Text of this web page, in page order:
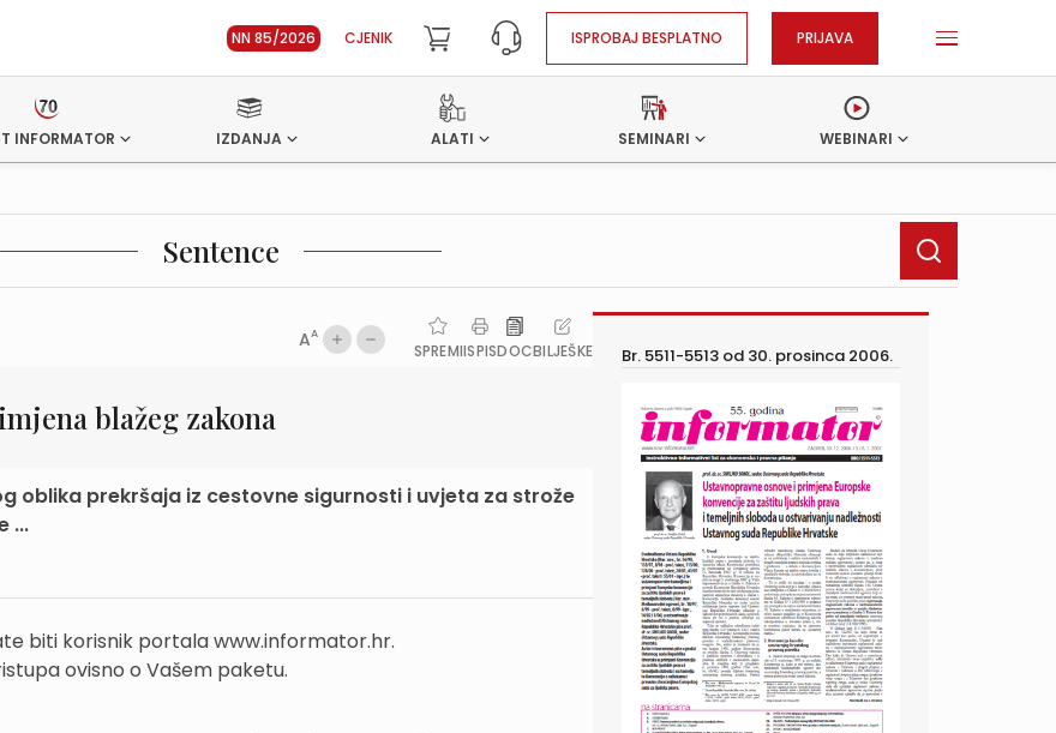
NN 85/2026 CJENIK ISPROBAJ BESPLATNO PRIJAVA
INFORMATOR IZDANJA ALATI SEMINARI WEBINARI
Sentence
AA
SPREMIISPISDOCBILJEŠKE
blažeg zakona
oblika prekršaja iz cestovne sigurnosti i uvjeta za strože
...
biti korisnik portala www.informator.hr.
ovisno o Vašem paketu.
Br. 5511-5513 od 30. prosinca 2006.